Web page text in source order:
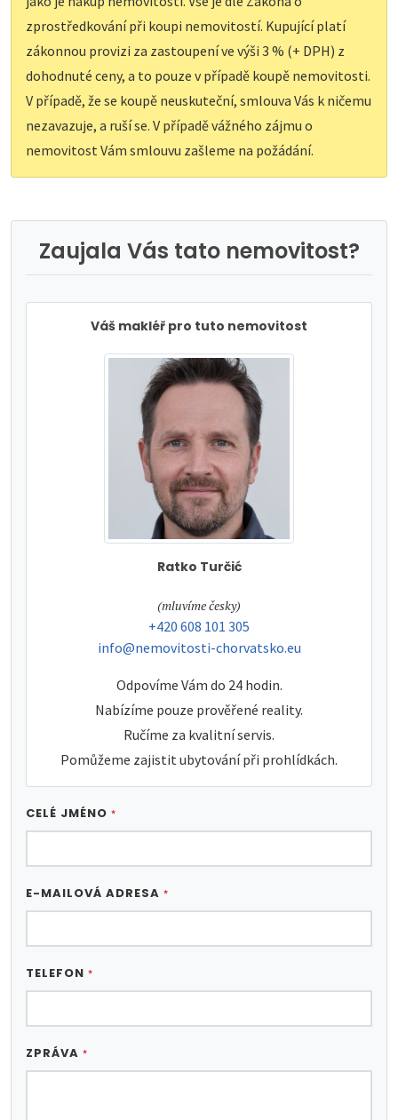
zprostředkování při koupi nemovitostí. Kupující platí
zákonnou provizi za zastoupení ve výši 3 % (+ DPH) z
dohodnuté ceny, a to pouze v případě koupě nemovitosti.
V případě, že se koupě neuskuteční, smlouva Vás k ničemu
nezavazuje, a ruší se. V případě vážného zájmu o
nemovitost Vám smlouvu zašleme na požádání.
Zaujala Vás tato nemovitost?
Váš makléř pro tuto nemovitost
Ratko Turčić
tel:
(mluvíme česky)
tel:
+420 608 101 305
e-mail:
info@nemovitosti-chorvatsko.eu
Odpovíme Vám do 24 hodin.
Nabízíme pouze prověřené reality.
Ručíme za kvalitní servis.
Pomůžeme zajistit ubytování při prohlídkách.
CELÉ JMÉNO *
E-MAILOVÁ ADRESA *
TELEFON *
ZPRÁVA *